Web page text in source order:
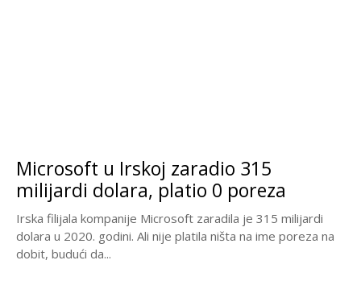
Microsoft u Irskoj zaradio 315
milijardi dolara, platio 0 poreza
Irska filijala kompanije Microsoft zaradila je 315 milijardi
dolara u 2020. godini. Ali nije platila ništa na ime poreza na
dobit, budući da...